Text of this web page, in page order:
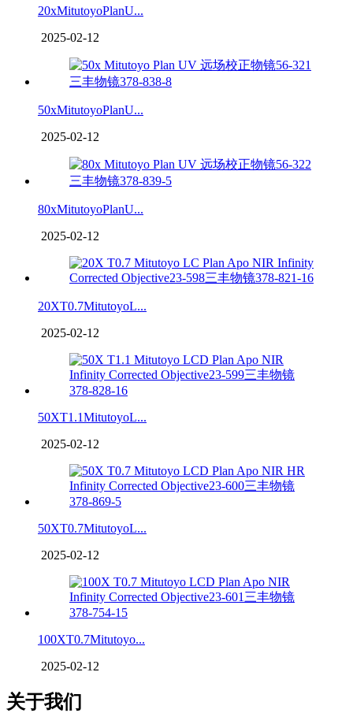
20xMitutoyoPlanU...
2025-02-12
50xMitutoyoPlanU...
2025-02-12
80xMitutoyoPlanU...
2025-02-12
20XT0.7MitutoyoL...
2025-02-12
50XT1.1MitutoyoL...
2025-02-12
50XT0.7MitutoyoL...
2025-02-12
100XT0.7Mitutoyo...
2025-02-12
关于我们